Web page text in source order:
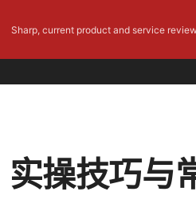
Sharp, current product and service
操技巧与